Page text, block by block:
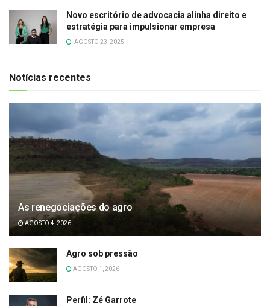
Novo escritório de advocacia alinha direito e
estratégia para impulsionar empresa
AGOSTO 23, 2025
Notícias recentes
As renegociações do agro
AGOSTO 4, 2026
Agro sob pressão
AGOSTO 1, 2026
Perfil: Zé Garrote